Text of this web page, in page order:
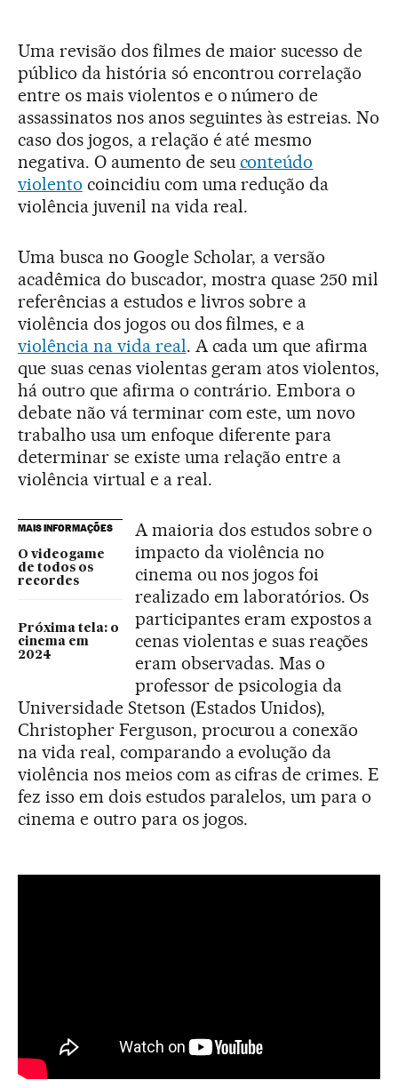
Uma revisão dos filmes de maior sucesso de
público da história só encontrou correlação
entre os mais violentos e o número de
assassinatos nos anos seguintes às estreias. No
caso dos jogos, a relação é até mesmo
negativa. O aumento de seu conteúdo
violento coincidiu com uma redução da
violência juvenil na vida real.
Uma busca no Google Scholar, a versão
acadêmica do buscador, mostra quase 250 mil
referências a estudos e livros sobre a
violência dos jogos ou dos filmes, e a
violência na vida real. A cada um que afirma
que suas cenas violentas geram atos violentos,
há outro que afirma o contrário. Embora o
debate não vá terminar com este, um novo
trabalho usa um enfoque diferente para
determinar se existe uma relação entre a
violência virtual e a real.
MAIS INFORMAÇÕES
O videogame
de todos os
recordes
Próxima tela: o
cinema em
2024
A maioria dos estudos sobre o
impacto da violência no
cinema ou nos jogos foi
realizado em laboratórios. Os
participantes eram expostos a
cenas violentas e suas reações
eram observadas. Mas o
professor de psicologia da
Universidade Stetson (Estados Unidos),
Christopher Ferguson, procurou a conexão
na vida real, comparando a evolução da
violência nos meios com as cifras de crimes. E
fez isso em dois estudos paralelos, um para o
cinema e outro para os jogos.